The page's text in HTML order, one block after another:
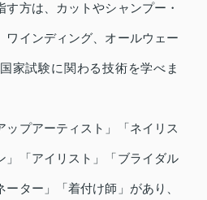
方は、カットやシャンプー・
ワインディング、オールウェー
家試験に関わる技術を学べま
ップアーティスト」「ネイリス
」「アイリスト」「ブライダル
ター」「着付け師」があり、